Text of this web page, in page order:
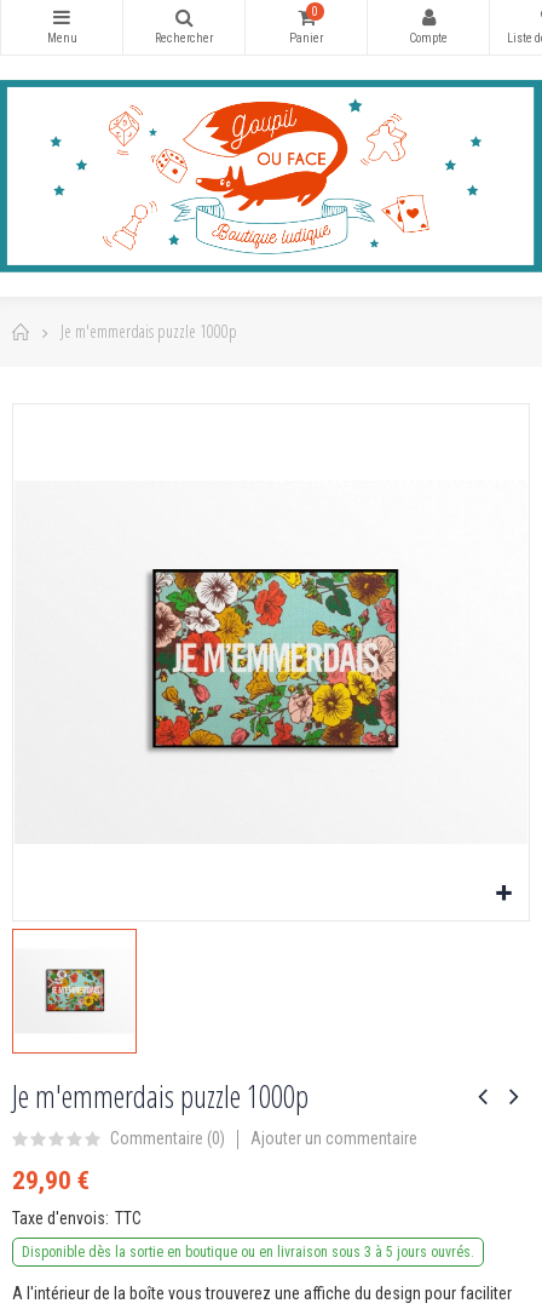
0
Je m'emmerdais puzzle 1000p
Je m'emmerdais puzzle 1000p
Commentaire (0) Ajouter un commentaire
29,90 €
Taxe d'envois TTC
Disponible dès la sortie en boutique ou en livraison sous 3 à 5 jours ouvrés.
A l'intérieur de la boîte vous trouverez une affiche du design pour faciliter